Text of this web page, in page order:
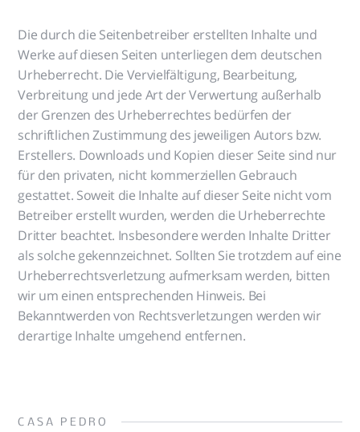
Die durch die Seitenbetreiber erstellten Inhalte und
Werke auf diesen Seiten unterliegen dem deutschen
Urheberrecht. Die Vervielfältigung, Bearbeitung,
Verbreitung und jede Art der Verwertung außerhalb
der Grenzen des Urheberrechtes bedürfen der
schriftlichen Zustimmung des jeweiligen Autors bzw.
Erstellers. Downloads und Kopien dieser Seite sind nur
für den privaten, nicht kommerziellen Gebrauch
gestattet. Soweit die Inhalte auf dieser Seite nicht vom
Betreiber erstellt wurden, werden die Urheberrechte
Dritter beachtet. Insbesondere werden Inhalte Dritter
als solche gekennzeichnet. Sollten Sie trotzdem auf eine
Urheberrechtsverletzung aufmerksam werden, bitten
wir um einen entsprechenden Hinweis. Bei
Bekanntwerden von Rechtsverletzungen werden wir
derartige Inhalte umgehend entfernen.
CASA PEDRO